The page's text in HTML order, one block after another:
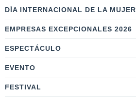
DÍA INTERNACIONAL DE LA MUJER
EMPRESAS EXCEPCIONALES 2026
ESPECTÁCULO
EVENTO
FESTIVAL